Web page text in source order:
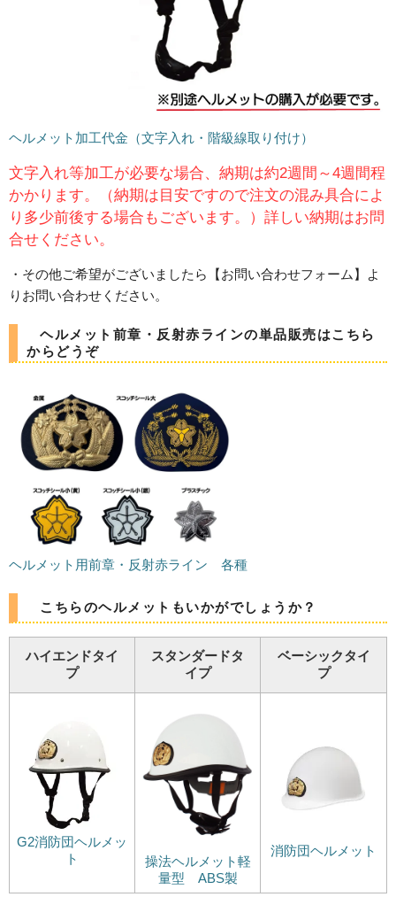
ヘルメット加工代金（文字入れ・階級線取り付け）
文字入れ等加工が必要な場合、納期は約2週間～4週間程
かかります。（納期は目安ですので注文の混み具合によ
り多少前後する場合もございます。）詳しい納期はお問
合せください。
・その他ご希望がございましたら【お問い合わせフォーム】よ
りお問い合わせください。
ヘルメット前章・反射赤ラインの単品販売はこちら
からどうぞ
ヘルメット用前章・反射赤ライン 各種
こちらのヘルメットもいかがでしょうか？
ハイエンドタイ
プ
スタンダードタ
イプ
ベーシックタイ
プ
G2消防団ヘルメッ
ト
操法ヘルメット軽
量型 ABS製
消防団ヘルメット